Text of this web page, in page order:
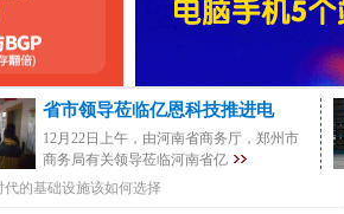
省市领导莅临亿恩科技推进电
12月22日上午，由河南省商务厅，郑州市
商务局有关领导莅临河南省亿
的基础设施该如何选择